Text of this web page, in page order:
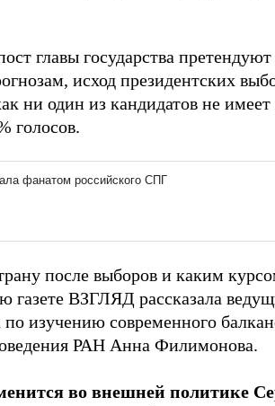
главы государства
исход президентских
ни один из кандидатов не
голосов.
после выборов и каким
газете ВЗГЛЯД рассказала
изучению современного
РАН Анна Филимонова.
во внешней политике